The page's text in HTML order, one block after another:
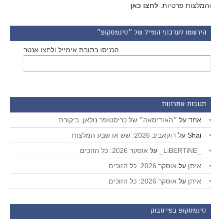
והמלצות פרטיות. לחצו כאן
הירשמו לעדכוני המייל של ״סינמסקופ״
הכניסו כתובת אימייל ולחצו אנטר
תגובות אחרונות
אחד על ״האודיסאה״ של כריסטופר נולאן, ביקורת
Shai על דוקאביב 2026: שש או שבע המלצות
על אוסקר 2026: כל הזוכים
איתן על אוסקר 2026: כל הזוכים
איתן על אוסקר 2026: כל הזוכים
סינמסקופ בפייסבוק